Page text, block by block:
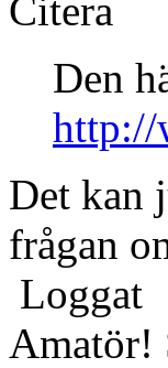
Citera
Den
http://
Det kan
frågan
Loggat
Amatör!